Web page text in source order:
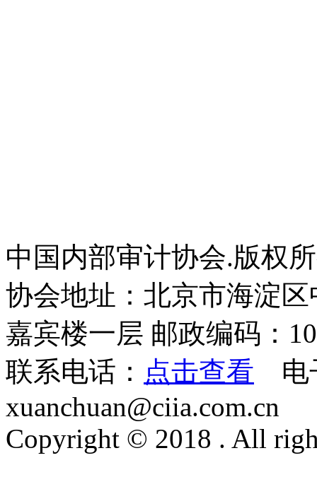
中国内部审计协会.版权
协会地址：北京市海淀
嘉宾楼一层 邮政编码：
联系电话： 点击查看 电
xuanchuan@ciia.com.cn
Copyright © 2018 . All